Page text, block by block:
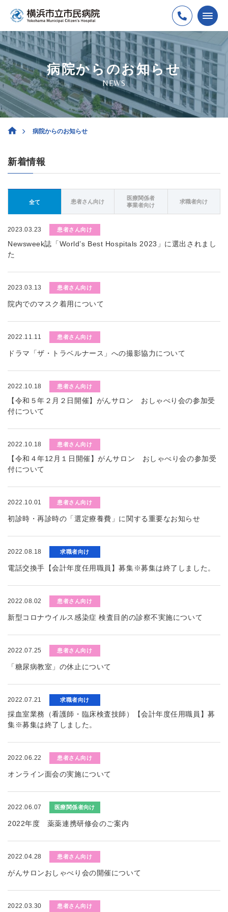
病院からのお知らせ
NEWS
病院からのお知らせ
新着情報
全て 患者さん向け
医療関係者
事業者向け
求職者向け
2023.03.23 患者さん向け
Newsweek誌「World’s Best Hospitals 2023」に選出されまし
た
2023.03.13 患者さん向け
院内でのマスク着用について
2022.11.11 患者さん向け
ドラマ「ザ・トラベルナース」への撮影協力について
2022.10.18 患者さん向け
【令和５年２月２日開催】がんサロン おしゃべり会の参加受
付について
2022.10.18 患者さん向け
【令和４年12月１日開催】がんサロン おしゃべり会の参加受
付について
2022.10.01 患者さん向け
初診時・再診時の「選定療養費」に関する重要なお知らせ
2022.08.18 求職者向け
電話交換手【会計年度任用職員】募集※募集は終了しました。
2022.08.02 患者さん向け
新型コロナウイルス感染症 検査目的の診察不実施について
2022.07.25 患者さん向け
「糖尿病教室」の休止について
2022.07.21 求職者向け
採血室業務（看護師・臨床検査技師）【会計年度任用職員】募
集※募集は終了しました。
2022.06.22 患者さん向け
オンライン面会の実施について
2022.06.07 医療関係者向け
2022年度 薬薬連携研修会のご案内
2022.04.28 患者さん向け
がんサロンおしゃべり会の開催について
2022.03.30 患者さん向け